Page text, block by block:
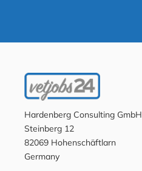
Hardenberg Consulting GmbH
Steinberg 12
82069 Hohenschäftlarn
Germany